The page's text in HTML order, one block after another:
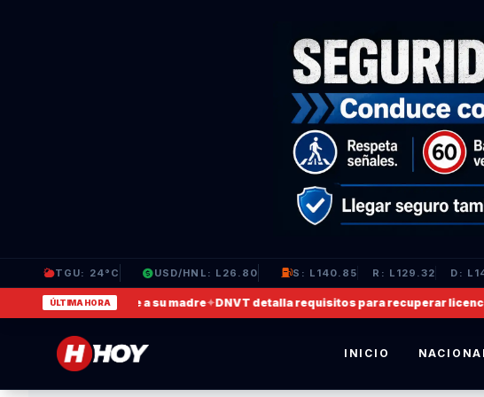
TGU: 24°C USD/HNL: L26.80 S: L140.85 R: L129.32 D:
ÚLTIMA HORA
en que agrede a su madre✦DNVT detalla requisitos para recuperar licencias
INICIO